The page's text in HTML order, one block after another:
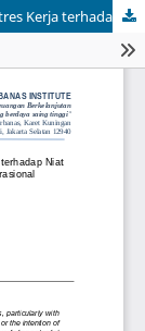
Pengaruh Kompensasi, Kepuasan Kerja, dan Stres Kerja terhadap Niat untuk Keluar dari Perusahaan pada Karyawan Divisi Operasional Merchant di PT XYZ